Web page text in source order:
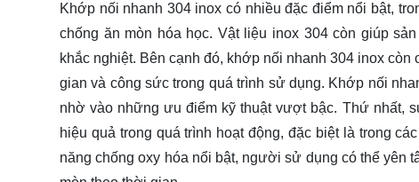
Khớp nối nhanh 304 inox có nhiều đặc điểm nổi bật,
chống ăn mòn hóa học. Vật liệu inox 304 còn giúp
khắc nghiệt. Bên cạnh đó, khớp nối nhanh 304 inox
gian và công sức trong quá trình sử dụng. Khớp nối
nhờ vào những ưu điểm kỹ thuật vượt bậc. Thứ nhất,
hiệu quả trong quá trình hoạt động, đặc biệt là trong
năng chống oxy hóa nổi bật, người sử dụng có thể yên